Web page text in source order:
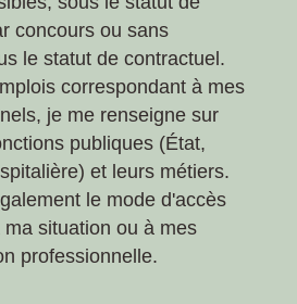
concours ou sans
le statut de contractuel.
correspondant à mes
je me renseigne sur
publiques (État,
et leurs métiers.
le mode d'accès
situation ou à mes
professionnelle.